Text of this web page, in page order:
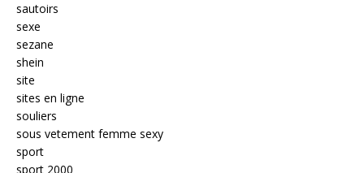
sautoirs
sexe
sezane
shein
site
sites en ligne
souliers
sous vetement femme sexy
sport
sport 2000